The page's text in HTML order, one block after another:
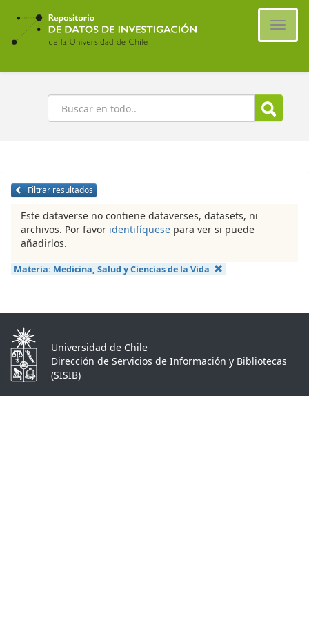
Ir
contenido
principal
Buscar
Filtrar resultados
Este dataverse no contiene dataverses, datasets, ni
archivos. Por favor identifíquese para ver si puede
añadirlos.
Materia: Medicina, Salud y Ciencias de la Vida
Universidad de Chile
Dirección de Servicios de Información y Bibliotecas
(SISIB)